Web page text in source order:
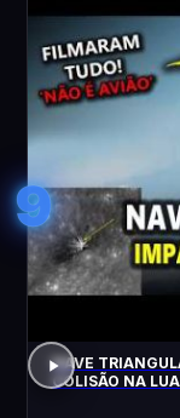
9
NAVE
COLISÃO NA